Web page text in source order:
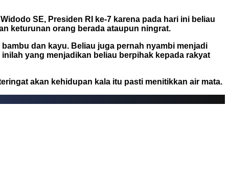
SE, Presiden RI ke-7 karena pada hari ini beliau
keturunan orang berada ataupun ningrat.
dan kayu. Beliau juga pernah nyambi menjadi
yang menjadikan beliau berpihak kepada rakyat
akan kehidupan kala itu pasti menitikkan air mata.